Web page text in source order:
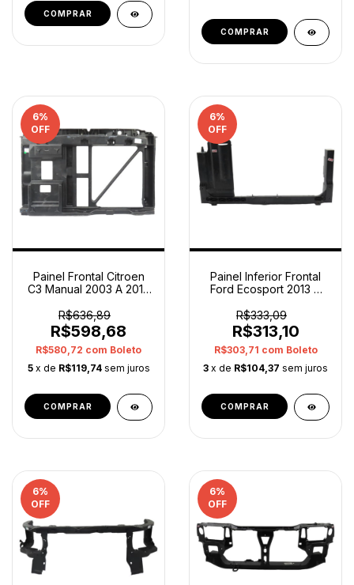
6%
OFF
Painel Frontal Citroen
C3 Manual 2003 A 2012
R$636,89
R$598,68
R$580,72 com Boleto
5 x de R$119,74 sem juros
6%
OFF
Painel Inferior Frontal
Ford Ecosport 2013 A
R$333,09
R$313,10
R$303,71 com Boleto
3 x de R$104,37 sem juros
6%
OFF
6%
OFF